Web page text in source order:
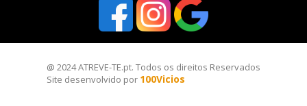
@ 2024 ATREVE-TE.pt. Todos os direitos Reservados
Site desenvolvido por 100Vicios